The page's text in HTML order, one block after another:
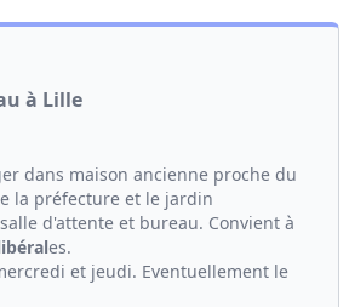
à Lille
dans maison ancienne proche du
la préfecture et le jardin
d'attente et bureau. Convient à
es.
et jeudi. Eventuellement le